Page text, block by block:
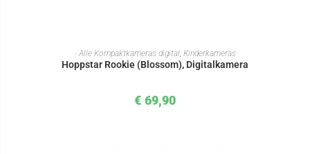
IN DEN WARENKORB
- Alle Kompaktkameras digital, Kinderkameras
Hoppstar Rookie (Blossom), Digitalkamera
€ 69,90